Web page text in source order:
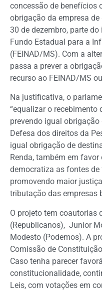
concessão de benefícios
obrigação da empresa
30 de dezembro, parte
Fundo Estadual para a
(FEINAD/MS). Com a
passa a prever a
recurso ao FEINAD/MS
Na justificativa, o
“equalizar o recebimento
prevendo igual
Defesa dos direitos da
igual obrigação de
Renda, também em
democratiza as fontes
promovendo maior
tributação das empresas
O projeto tem coautorias
(Republicanos), Junior
Modesto (Podemos). A
Comissão de
Caso tenha parecer
constitucionalidade,
Leis, com votações em